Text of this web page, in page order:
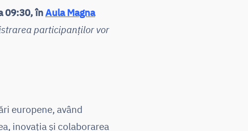
09:30, înAula Magna
participanților vor
europene, având
inovația și colaborarea